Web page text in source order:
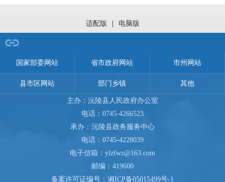
适配版 电脑版
国家部委网站 省市政府网站 市州网站
县市区网站 部门乡镇 其他
主办：沅陵县人民政府办公室
电话：0745-4266523
承办：沅陵县政务服务中心
电话：0745-4228039
电子信箱：ylzfwz@163.com
邮编：419600
备案许可证编号： 湘ICP备05015499号-1